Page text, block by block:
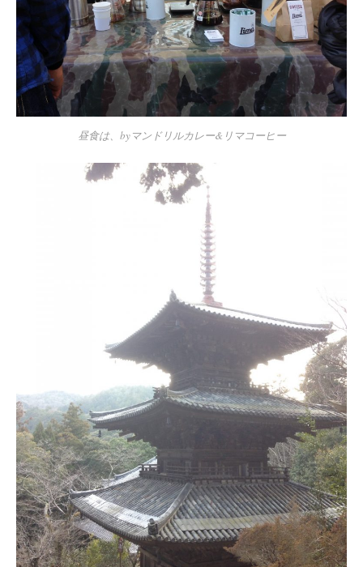
昼食は、byマンドリルカレー&リマコーヒー